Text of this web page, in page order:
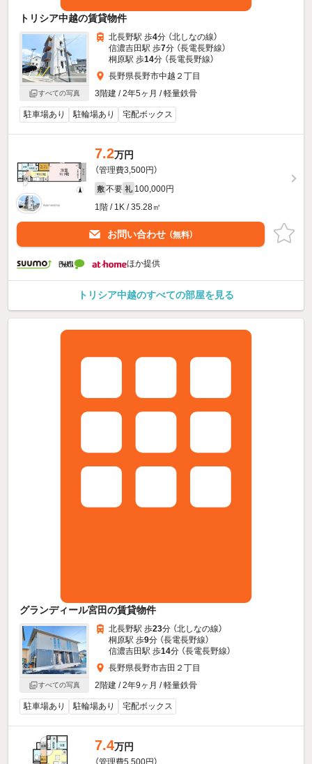
トリシア中越の賃貸物件
すべての写真
北長野駅 歩4分 （北しなの線）
信濃吉田駅 歩7分 （長電長野線）
桐原駅 歩14分 （長電長野線）
長野県長野市中越２丁目
3階建 / 2年5ヶ月 / 軽量鉄骨
駐車場あり 駐輪場あり 宅配ボックス
7.2万円
（管理費3,500円）
敷 不要 礼 100,000円
1階 / 1K / 35.28㎡
お問い合わせ （無料）
ほか提供
トリシア中越のすべての部屋を見る
グランディール宮田の賃貸物件
すべての写真
北長野駅 歩23分 （北しなの線）
桐原駅 歩9分 （長電長野線）
信濃吉田駅 歩14分 （長電長野線）
長野県長野市吉田２丁目
2階建 / 2年9ヶ月 / 軽量鉄骨
駐車場あり 駐輪場あり 宅配ボックス
7.4万円
（管理費5,500円）